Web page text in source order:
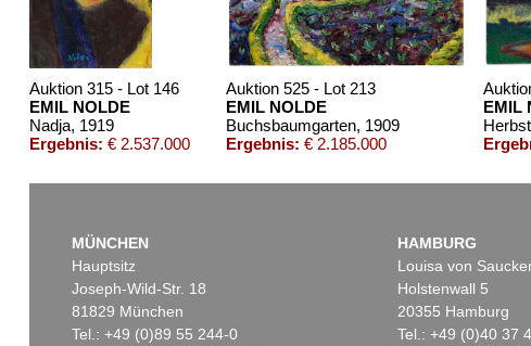
Auktion 315 - Lot 146
EMIL NOLDE
Nadja, 1919
Ergebnis: € 2.537.000
Auktion 525 - Lot 213
EMIL NOLDE
Buchsbaumgarten, 1909
Ergebnis: € 2.185.000
EMIL
MÜNCHEN
Hauptsitz
Joseph-Wild-Str. 18
81829 München
Tel.: +49 (0)89 55 244-0
HAMBURG
Louisa von
Holstenwall 5
20355 Hamburg
Tel.: +49 (0)40 37